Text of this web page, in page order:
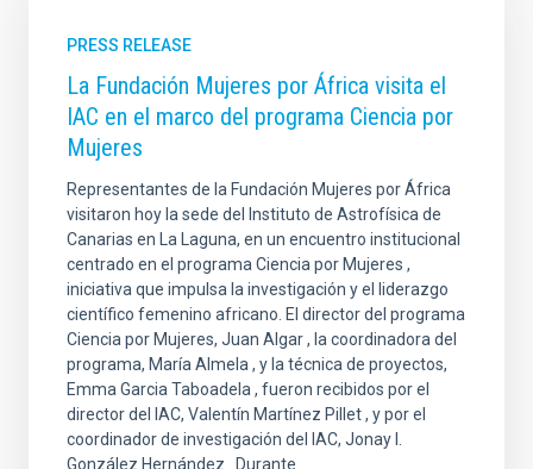
PRESS RELEASE
La Fundación Mujeres por África visita el
IAC en el marco del programa Ciencia por
Mujeres
Representantes de la Fundación Mujeres por África
visitaron hoy la sede del Instituto de Astrofísica de
Canarias en La Laguna, en un encuentro institucional
centrado en el programa Ciencia por Mujeres ,
iniciativa que impulsa la investigación y el liderazgo
científico femenino africano. El director del programa
Ciencia por Mujeres, Juan Algar , la coordinadora del
programa, María Almela , y la técnica de proyectos,
Emma Garcia Taboadela , fueron recibidos por el
director del IAC, Valentín Martínez Pillet , y por el
coordinador de investigación del IAC, Jonay I.
González Hernández . Durante